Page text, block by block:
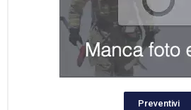
Preventivi